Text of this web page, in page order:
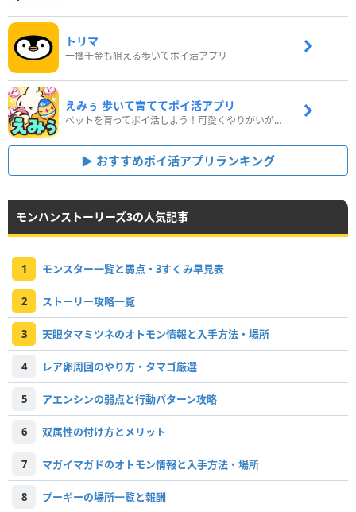
トリマ
一攫千金も狙える歩いてポイ活アプリ
えみぅ 歩いて育ててポイ活アプリ
ペットを育ってポイ活しよう！可愛くやりがいがある新感覚アプリ
おすすめポイ活アプリランキング
モンハンストーリーズ3の人気記事
1 モンスター一覧と弱点・3すくみ早見表
2 ストーリー攻略一覧
3 天眼タマミツネのオトモン情報と入手方法・場所
4 レア卵周回のやり方・タマゴ厳選
5 アエンシンの弱点と行動パターン攻略
6 双属性の付け方とメリット
7 マガイマガドのオトモン情報と入手方法・場所
8 プーギーの場所一覧と報酬